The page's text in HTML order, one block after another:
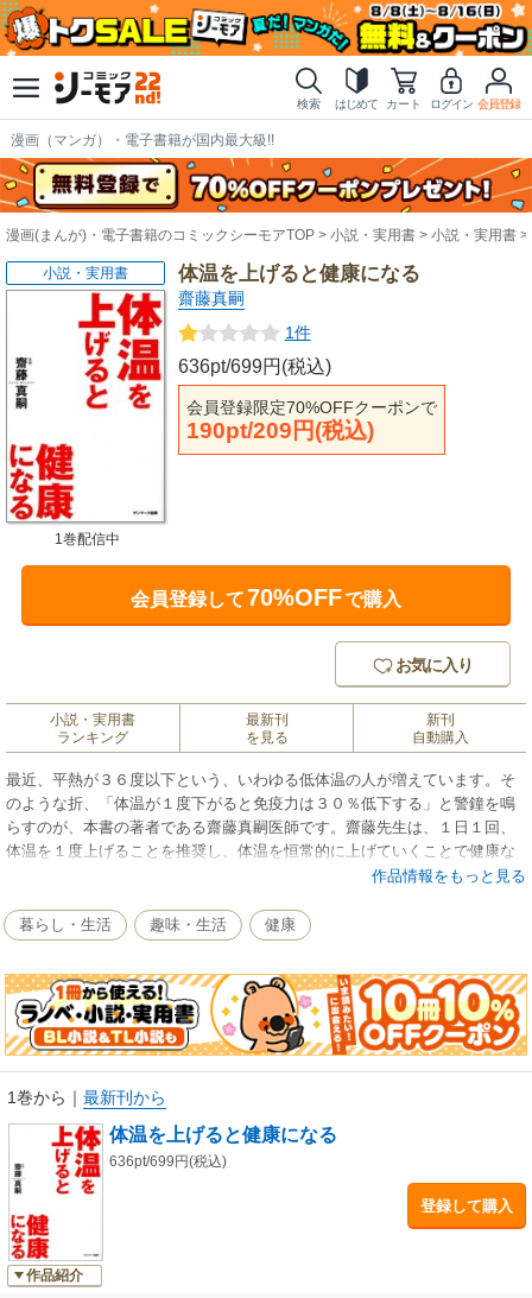
検索 はじめて カート ログイン 会員登録
漫画（マンガ）・電子書籍が国内最大級!!
漫画(まんが)・電子書籍のコミックシーモアTOP 小説・実用書 小説・実用書
体温を上げると健康になる
齋藤真嗣
1件
636pt/699円(税込)
会員登録限定70%OFFクーポンで
190pt/209円(税込)
小説・実用書
1巻配信中
会員登録して70%OFFで購入
お気に入り
小説・実用書
ランキング
最新刊
を見る
新刊
自動購入
最近、平熱が３６度以下という、いわゆる低体温の人が増えています。そ
のような折、「体温が１度下がると免疫力は３０％低下する」と警鐘を鳴
らすのが、本書の著者である齋藤真嗣医師です。齋藤先生は、１日１回、
体温を１度上げることを推奨し、体温を恒常的に上げていくことで健康な
体を手に入れることができると提唱しています。では、どうすれば体温を
礎代謝量が増え、平熱が上がっていく」とのこと。「体温アップ健康法」
と名づけられたこの方法を実践すれば、「病気の人は健康に、体調のすぐ
の常識を打ち破る「体温を上げて健康になる方法」に触れてみてくださ
い。
作品情報をもっと見る
暮らし・生活 趣味・生活 健康
1巻から ｜ 最新刊から
作品紹介
体温を上げると健康になる
636pt/699円(税込)
登録して購入